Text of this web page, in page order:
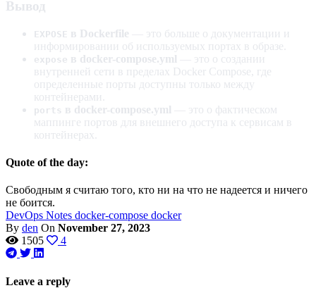
Вывод
EXPOSE в Dockerfile — это больше о документации и
информировании об используемых портах в образе.
expose в docker-compose.yml — это о создании
внутренней сети в пределах Docker Compose, где
определенные порты доступны только между
контейнерами.
ports в docker-compose.yml — это о фактическом
маппинге портов для внешнего доступа к сервисам в
контейнерах.
Quote of the day:
Свободным я считаю того, кто ни на что не надеется и ничего
не боится.
DevOps Notes docker-compose docker
By den On November 27, 2023
1505
4
Leave a reply